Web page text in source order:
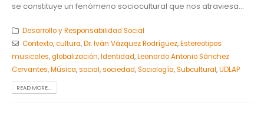
se constituye un fenómeno sociocultural que nos atraviesa...
Desarrollo y Responsabilidad Social
Contexto,cultura,Dr. Iván Vázquez Rodríguez,Estereotipos
musicales,globalización,Identidad,Leonardo Antonio Sánchez
Cervantes,Música,social,sociedad,Sociología,Subcultural,UDLAP
READ MORE...